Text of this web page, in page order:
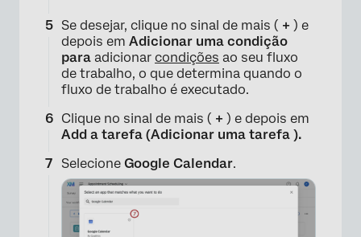
Se desejar, clique no sinal de mais ( + ) e
depois em Adicionar uma condição
para adicionar condições ao seu fluxo
de trabalho, o que determina quando o
fluxo de trabalho é executado.
Clique no sinal de mais ( + ) e depois em
Add a tarefa (Adicionar uma tarefa ).
Selecione Google Calendar.